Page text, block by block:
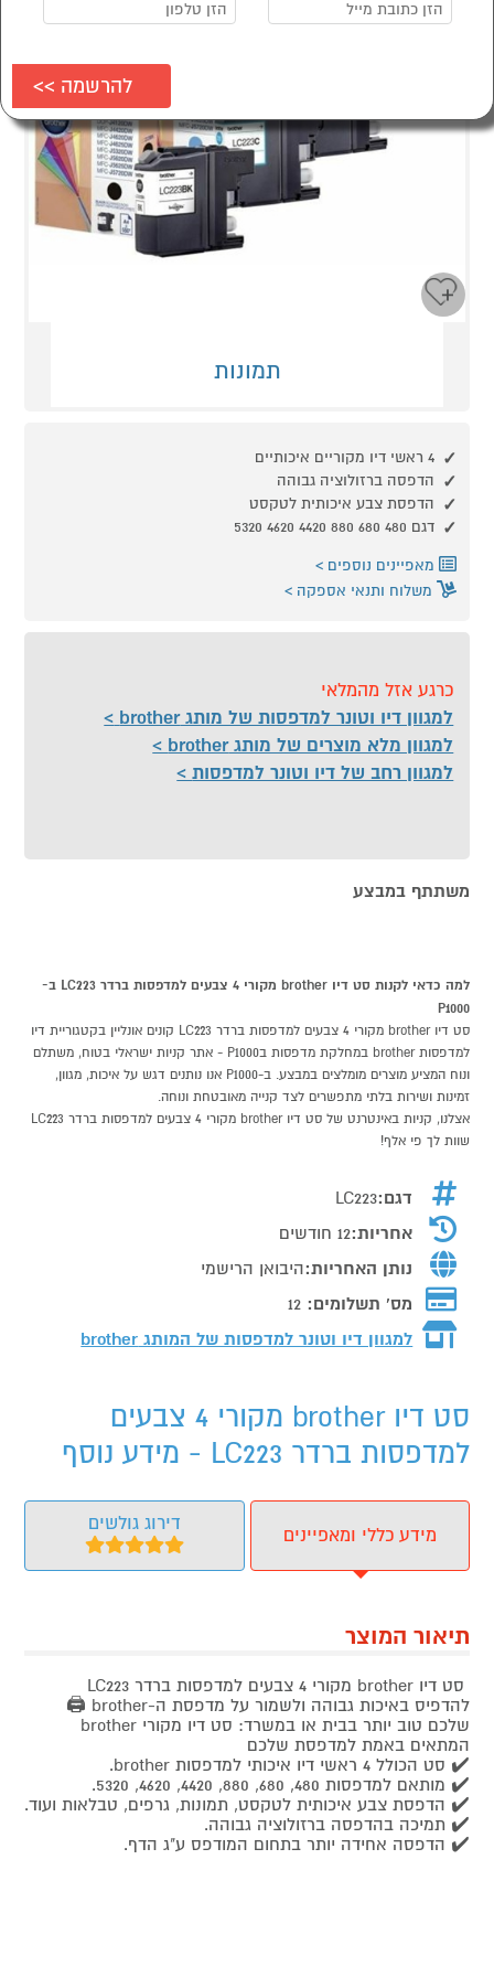
תמונות
4 ראשי דיו מקוריים איכותיים
הדפסה ברזולוציה גבוהה
הדפסת צבע איכותית לטקסט
דגם 480 680 880 4420 4620 5320
מאפיינים נוספים
משלוח ותנאי אספקה
כרגע אזל מהמלאי
למגוון דיו וטונר למדפסות של מותג brother
למגוון מלא מוצרים של מותג brother
למגוון רחב של דיו וטונר למדפסות
משתתף במבצע
למה כדאי לקנות סט דיו brother מקורי 4 צבעים למדפסות ברדר LC223 ב-
P1000
סט דיו brother מקורי 4 צבעים למדפסות ברדר LC223 קונים אונליין בקטגוריית דיו
למדפסות brother במחלקת מדפסות בP1000 - אתר קניות ישראלי בטוח, משתלם
ונוח המציע מוצרים מומלצים במבצע. ב-P1000 אנו נותנים דגש על איכות, מגוון,
זמינות ושירות בלתי מתפשרים לצד קנייה מאובטחת ונוחה.
אצלנו, קניות באינטרנט של סט דיו brother מקורי 4 צבעים למדפסות ברדר LC223
שוות לך פי אלף!
דגם:LC223
אחריות:12 חודשים
נותן האחריות:היבואן הרישמי
מס' תשלומים: 12
למגוון דיו וטונר למדפסות של המותג brother
סט דיו brother מקורי 4 צבעים
למדפסות ברדר LC223 - מידע נוסף
מידע כללי ומאפיינים
דירוג גולשים
תיאור המוצר
סט דיו brother מקורי 4 צבעים למדפסות ברדר LC223
להדפיס באיכות גבוהה ולשמור על מדפסת ה-brother 🖨️
שלכם טוב יותר בבית או במשרד: סט דיו מקורי brother
המתאים באמת למדפסת שלכם
✔️ סט הכולל 4 ראשי דיו איכותי למדפסות brother.
✔️ מותאם למדפסות 480, 680, 880, 4420, 4620, 5320.
✔️ הדפסת צבע איכותית לטקסט, תמונות, גרפים, טבלאות ועוד.
✔️ תמיכה בהדפסה ברזולוציה גבוהה.
✔️ הדפסה אחידה יותר בתחום המודפס ע"ג הדף.